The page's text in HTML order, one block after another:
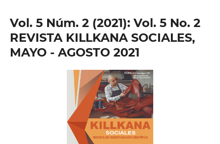
Vol. 5 Núm. 2 (2021): Vol. 5 No. 2
REVISTA KILLKANA SOCIALES,
MAYO - AGOSTO 2021